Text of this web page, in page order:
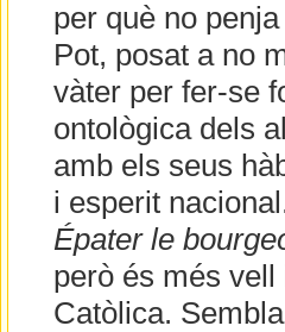
per què no
Pot, posat a no
vàter per fer-se
ontològica dels
amb els seus
i esperit
Épater le
però és més vell
Catòlica.